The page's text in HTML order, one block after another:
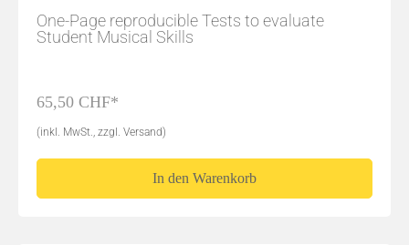
One-Page reproducible Tests to evaluate
Student Musical Skills
65,50 CHF*
(inkl. MwSt., zzgl. Versand)
In den Warenkorb